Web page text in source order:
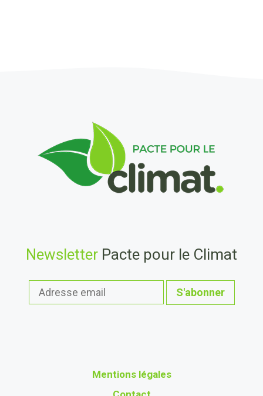
Newsletter Pacte pour le Climat
Mentions légales